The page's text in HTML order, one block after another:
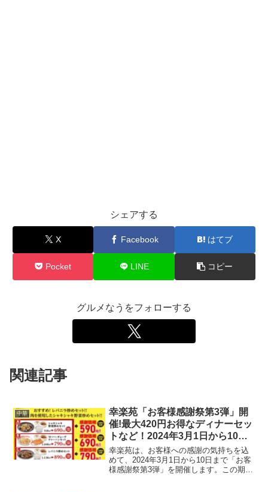
シェアする
X Facebook はてブ
Pocket LINE コピー
グルメなうをフォローする
関連記事
中華
幸楽苑「お客様感謝祭第3弾」開
催!最大420円お得なディナーセッ
トなど！2024年3月1日から10日
まで
幸楽苑は、お客様への感謝の気持ちを込
めて、2024年3月1日から10日まで「お客
様感謝祭第3弾」を開催します。この期間